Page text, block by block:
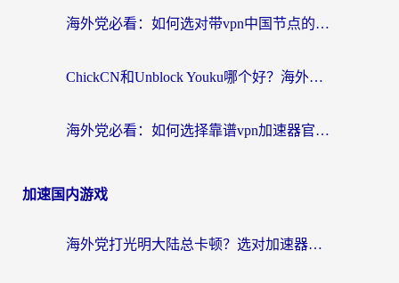
海外党必看：如何选对带vpn中国节点的加速器？无缝访问国内资源全攻略
ChickCN和Unblock Youku哪个好？海外党亲测4款热门回国加速器，附避坑指南
海外党必看：如何选择靠谱vpn加速器官网？轻松解决国内APP地区限制
加速国内游戏
海外党打光明大陆总卡顿？选对加速器才是关键！（附亲测好用的推荐）